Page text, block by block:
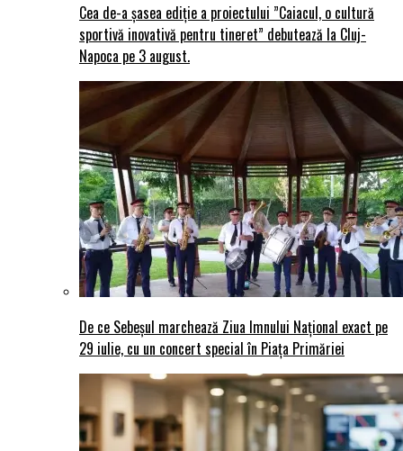
Cea de-a șasea ediție a proiectului ”Caiacul, o cultură
sportivă inovativă pentru tineret” debutează la Cluj-
Napoca pe 3 august.
De ce Sebeșul marchează Ziua Imnului Național exact pe
29 iulie, cu un concert special în Piața Primăriei